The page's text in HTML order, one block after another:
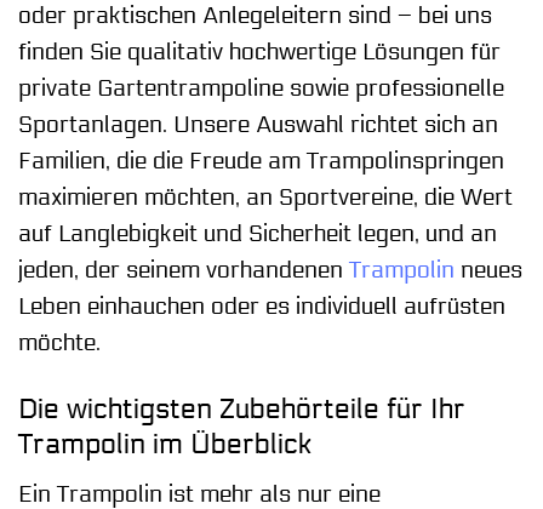
oder praktischen Anlegeleitern sind – bei uns
finden Sie qualitativ hochwertige Lösungen für
private Gartentrampoline sowie professionelle
Sportanlagen. Unsere Auswahl richtet sich an
Familien, die die Freude am Trampolinspringen
maximieren möchten, an Sportvereine, die Wert
auf Langlebigkeit und Sicherheit legen, und an
jeden, der seinem vorhandenen Trampolin neues
Leben einhauchen oder es individuell aufrüsten
möchte.
Die wichtigsten Zubehörteile für Ihr
Trampolin im Überblick
Ein Trampolin ist mehr als nur eine